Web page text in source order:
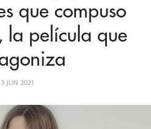
que compuso
la película que
JUN 2021